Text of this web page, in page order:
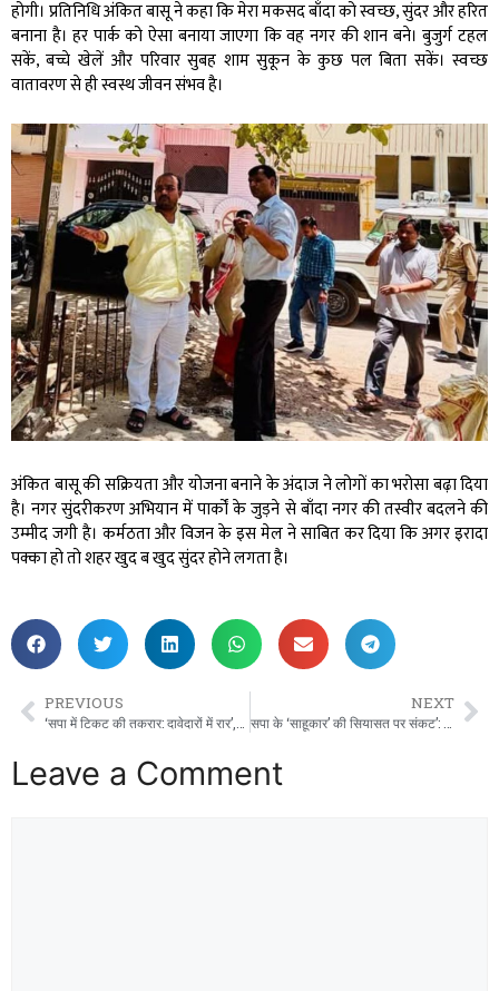
होगी। प्रतिनिधि अंकित बासू ने कहा कि मेरा मकसद बाँदा को स्वच्छ, सुंदर और हरित
बनाना है। हर पार्क को ऐसा बनाया जाएगा कि वह नगर की शान बने। बुजुर्ग टहल
सकें, बच्चे खेलें और परिवार सुबह शाम सुकून के कुछ पल बिता सकें। स्वच्छ
वातावरण से ही स्वस्थ जीवन संभव है।
अंकित बासू की सक्रियता और योजना बनाने के अंदाज ने लोगों का भरोसा बढ़ा दिया
है। नगर सुंदरीकरण अभियान में पार्कों के जुड़ने से बाँदा नगर की तस्वीर बदलने की
उम्मीद जगी है। कर्मठता और विजन के इस मेल ने साबित कर दिया कि अगर इरादा
पक्का हो तो शहर खुद ब खुद सुंदर होने लगता है।
PREVIOUS NEXT
Leave a Comment